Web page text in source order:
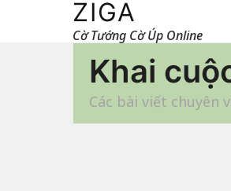
ZIGA
Cờ Tướng Cờ Úp Online
Khai
Các bài viết chuyên